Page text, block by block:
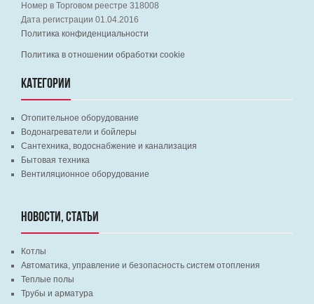
Номер в Торговом реестре 318008
Дата регистрации 01.04.2016
Политика конфиденциальности
Политика в отношении обработки cookie
КАТЕГОРИИ
Отопительное оборудование
Водонагреватели и бойлеры
Сантехника, водоснабжение и канализация
Бытовая техника
Вентиляционное оборудование
НОВОСТИ, СТАТЬИ
Котлы
Автоматика, управление и безопасность систем отопления
Теплые полы
Трубы и арматура